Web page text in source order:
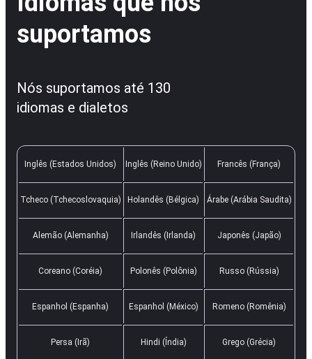
suportamos
Nós suportamos até 130
idiomas e dialetos
Inglês (Estados Unidos) Inglês (Reino Unido) Francês (França)
Tcheco (Tchecoslovaquia) Holandês (Bélgica) Árabe (Arábia Saudita)
Alemão (Alemanha) Irlandês (Irlanda) Japonês (Japão)
Coreano (Coréia) Polonês (Polônia) Russo (Rússia)
Espanhol (Espanha) Espanhol (México) Romeno (Romênia)
Persa (Irã) Hindi (Índia) Grego (Grécia)